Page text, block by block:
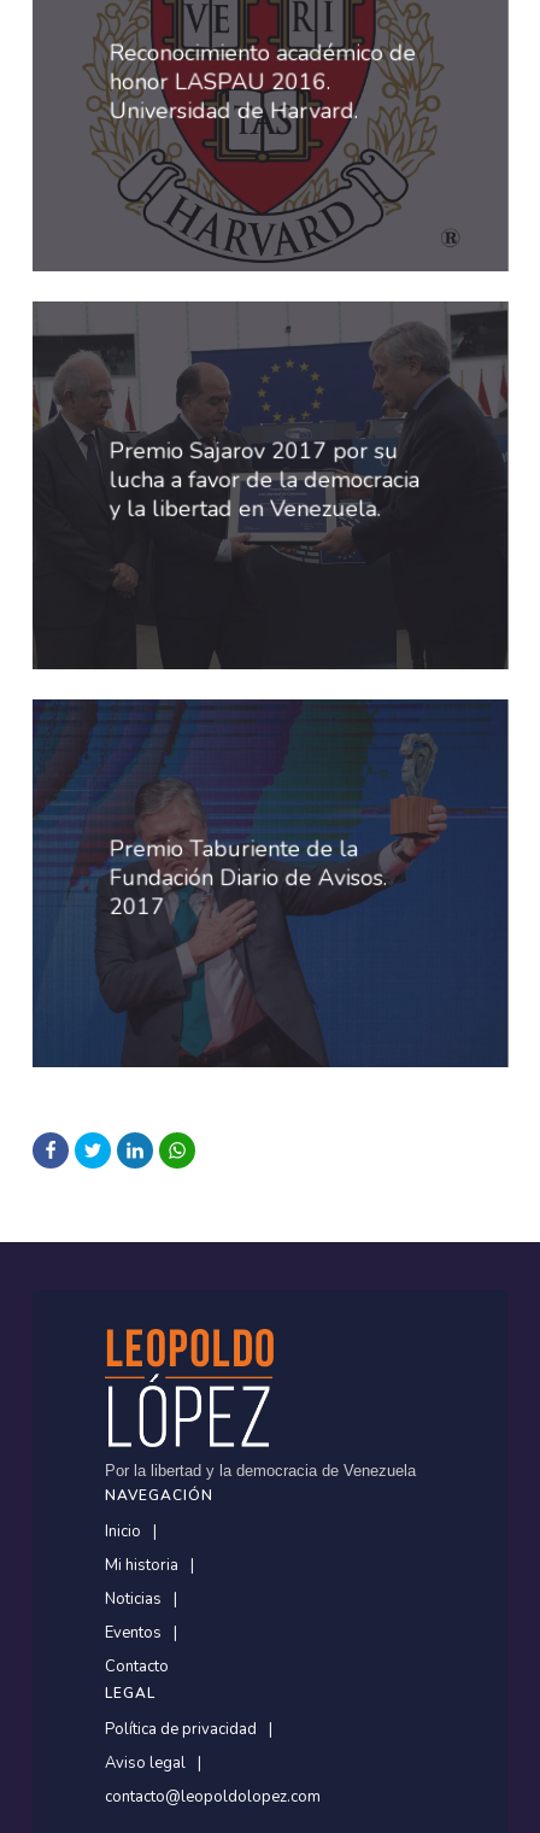
Reconocimiento académico de
honor LASPAU 2016.
Universidad de Harvard.
Premio Sajarov 2017 por su
lucha a favor de la democracia
y la libertad en Venezuela.
Premio Taburiente de la
Fundación Diario de Avisos.
2017
Por la libertad y la democracia de Venezuela
NAVEGACIÓN
Inicio
Mi historia
Noticias
Eventos
Contacto
LEGAL
Política de privacidad
Aviso legal
contacto@leopoldolopez.com